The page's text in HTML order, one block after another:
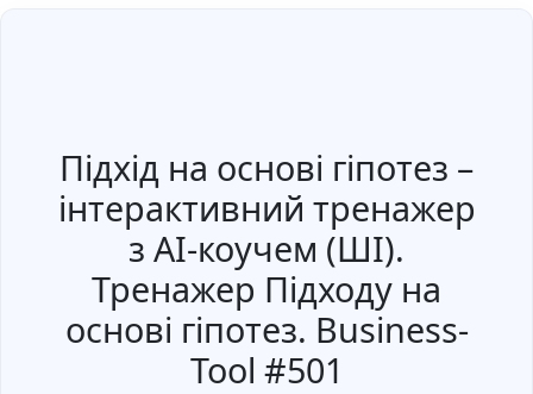
Підхід на основі гіпотез –
інтерактивний тренажер
з AI-коучем (ШІ).
Тренажер Підходу на
основі гіпотез. Business-
Tool #501